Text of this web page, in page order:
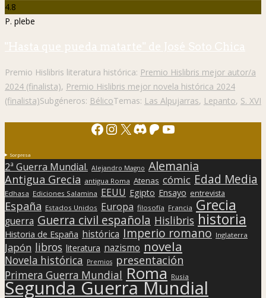
4.8
P. plebe
"Hasta que pueda matarte" de José Soto Chica
Premio Hislibris literatura histórica: Premio Hislibris mejor autor/a
2024 (finalista), Premio Hislibris mejor novela histórica 2024
(finalista)Subgéneros: BélicoTemas: Las Alpujarras, Lepanto, S. XVI
Facebook
Instagram
X Discord
Patreon
YouTube
Sorpresa
2ª Guerra Mundial. Alejandro Magno Alemania
Antigua Grecia antigua Roma Atenas cómic Edad Media
Edhasa Ediciones Salamina EEUU Egipto Ensayo entrevista
España Estados Unidos Europa filosofía Francia Grecia
guerra Guerra civil española Hislibris historia
Historia de España histórica Imperio romano Inglaterra
Japón libros literatura nazismo novela
Novela histórica Premios presentación
Primera Guerra Mundial Roma Rusia
Segunda Guerra Mundial